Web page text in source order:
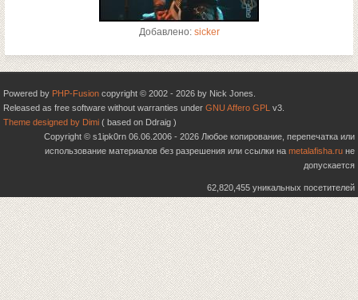
Добавлено: sicker
Powered by PHP-Fusion copyright © 2002 - 2026 by Nick Jones.
Released as free software without warranties under GNU Affero GPL v3.
Theme designed by Dimi ( based on Ddraig )
Copyright © s1ipk0rn 06.06.2006 - 2026 Любое копирование, перепечатка или
использование материалов без разрешения или ссылки на metalafisha.ru не
допускается
62,820,455 уникальных посетителей